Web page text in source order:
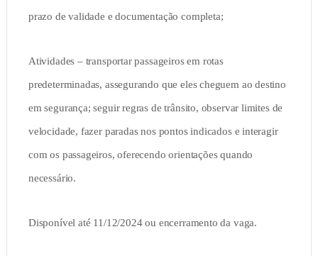
prazo de validade e documentação completa;
Atividades – transportar passageiros em rotas
predeterminadas, assegurando que eles cheguem ao destino
em segurança; seguir regras de trânsito, observar limites de
velocidade, fazer paradas nos pontos indicados e interagir
com os passageiros, oferecendo orientações quando
necessário.
Disponível até 11/12/2024 ou encerramento da vaga.